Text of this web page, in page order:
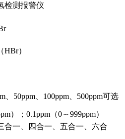
检测报警仪
）
、50ppm、100ppm、500ppm可选
）；0.1ppm（0～999ppm）
合一、四合一、五合一、六合